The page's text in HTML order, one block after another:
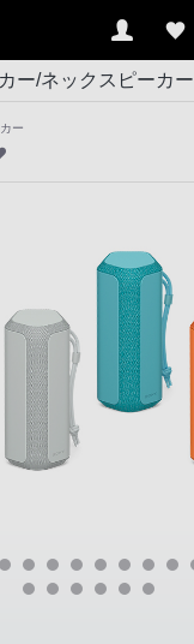
ー/ネックスピーカー
ー